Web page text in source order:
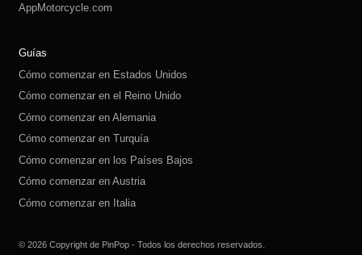
AppMotorcycle.com
Guías
Cómo comenzar en Estados Unidos
Cómo comenzar en el Reino Unido
Cómo comenzar en Alemania
Cómo comenzar en Turquía
Cómo comenzar en los Países Bajos
Cómo comenzar en Austria
Cómo comenzar en Italia
© 2026 Copyright de PinPop - Todos los derechos reservados.